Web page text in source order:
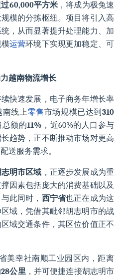
过60,000平方米 ，将成为极兔速
模的分拣枢纽。项目将引入高
，从而显著提升处理能力、加
运营环境下实现更加稳定、可
越南物流增长
快速发展，电子商务年增长率
南线上零售市场规模已达到310
总额的11% ，近60%的人口参与
趋势，正不断推动市场对更高
送服务需求。
明市区域 ，正逐步发展成为重
因素包括庞大的消费基础以及
此同时， 西宁省也正在成为这
域，凭借其毗邻胡志明市的战
域交通条件，其区位价值正不
美幸社南顺工业园区内，距离
28公里，并可便捷连接胡志明市